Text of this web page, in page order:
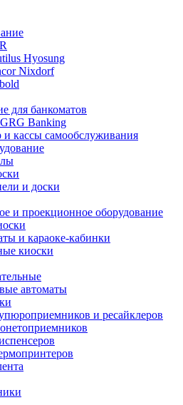
Hyosung
Nixdorf
для банкоматов
Banking
кассы самообслуживания
и доски
и проекционное оборудование
и караоке-кабинки
киоски
автоматы
и ресайклеров